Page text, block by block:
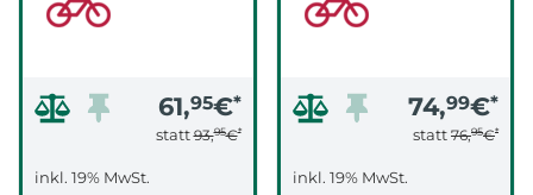
61,95€*
statt93,95€*
inkl. 19% MwSt.
74,99€*
statt 76,95€*
inkl. 19% MwSt.